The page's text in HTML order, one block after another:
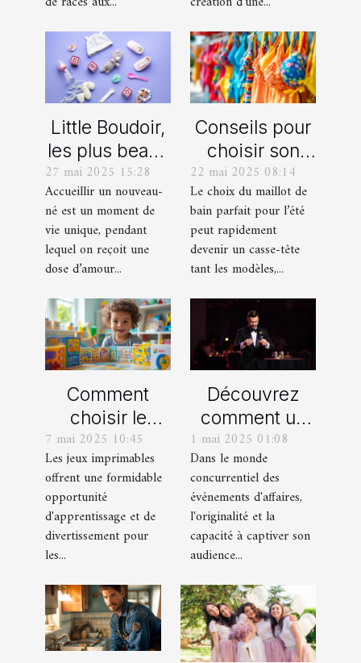
Little Boudoir,
les plus beaux
cadeaux de
naissance
personnalisés
!
27 mai 2025 15:28
Accueillir un nouveau-
né est un moment de
vie unique, pendant
lequel on reçoit une
dose d’amour...
Conseils pour
choisir son
maillot de bain
idéal pour l'été
22 mai 2025 08:14
Le choix du maillot de
bain parfait pour l’été
peut rapidement
devenir un casse-tête
tant les modèles,...
Comment
choisir le
meilleur jeu
imprimable
pour votre
enfant
7 mai 2025 10:45
Les jeux imprimables
offrent une formidable
opportunité
d'apprentissage et de
divertissement pour
les...
Découvrez
comment un
spectacle de
magie
transforme les
événements
professionnels
1 mai 2025 01:08
Dans le monde
concurrentiel des
événements d'affaires,
l'originalité et la
capacité à captiver son
audience...